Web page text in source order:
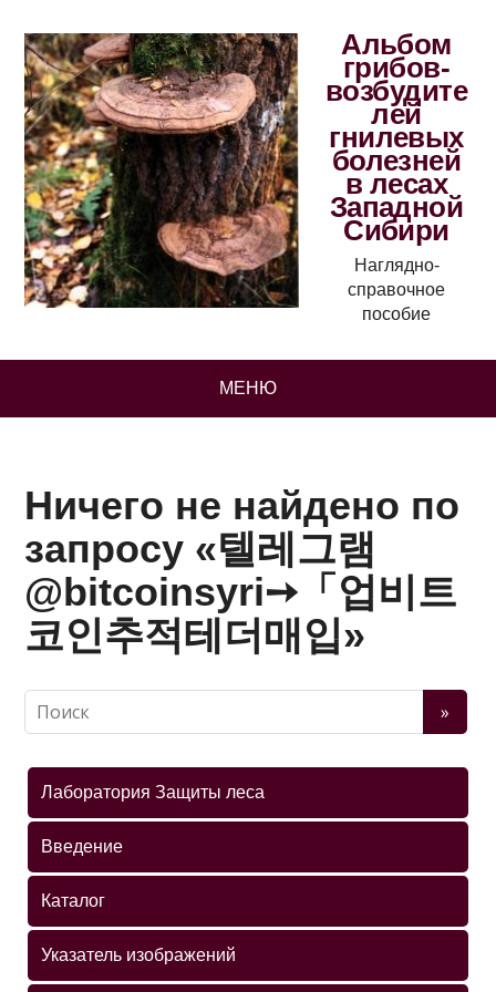
Альбом
грибов-
возбудите
лей
гнилевых
болезней
в лесах
Западной
Сибири
Наглядно-
справочное
пособие
МЕНЮ
Ничего не найдено по
запросу «텔레그램
@bitcoinsyri➙「업비트
코인추적테더매입»
Лаборатория Защиты леса
Введение
Каталог
Указатель изображений